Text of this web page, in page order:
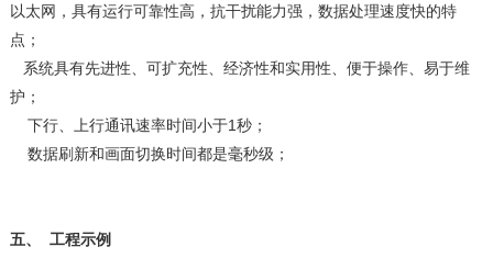
以太网，具有运行可靠性高，抗干扰能力强，数据处理速度快的特
点；
系统具有先进性、可扩充性、经济性和实用性、便于操作、易于维
护；
下行、上行通讯速率时间小于1秒；
数据刷新和画面切换时间都是毫秒级；
五、 工程示例